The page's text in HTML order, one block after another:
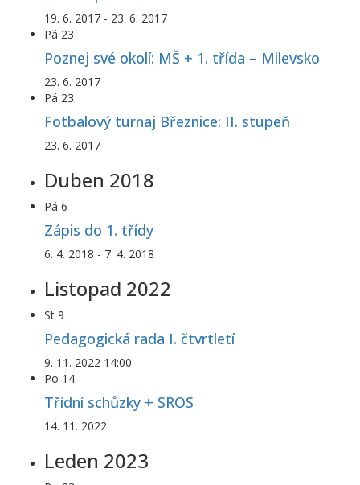
19. 6. 2017 - 23. 6. 2017
Pá 23
Poznej své okolí: MŠ + 1. třída – Milevsko
23. 6. 2017
Pá 23
Fotbalový turnaj Březnice: II. stupeň
23. 6. 2017
Duben 2018
Pá 6
Zápis do 1. třídy
6. 4. 2018 - 7. 4. 2018
Listopad 2022
St 9
Pedagogická rada I. čtvrtletí
9. 11. 2022 14:00
Po 14
Třídní schůzky + SROS
14. 11. 2022
Leden 2023